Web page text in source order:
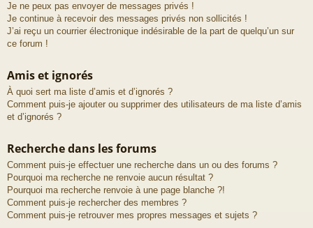
Je ne peux pas envoyer de messages privés !
Je continue à recevoir des messages privés non sollicités !
J’ai reçu un courrier électronique indésirable de la part de quelqu’un sur
ce forum !
Amis et ignorés
À quoi sert ma liste d’amis et d’ignorés ?
Comment puis-je ajouter ou supprimer des utilisateurs de ma liste d’amis
et d’ignorés ?
Recherche dans les forums
Comment puis-je effectuer une recherche dans un ou des forums ?
Pourquoi ma recherche ne renvoie aucun résultat ?
Pourquoi ma recherche renvoie à une page blanche ?!
Comment puis-je rechercher des membres ?
Comment puis-je retrouver mes propres messages et sujets ?